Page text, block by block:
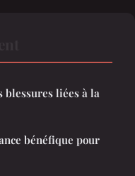
liées à la
bénéfique pour